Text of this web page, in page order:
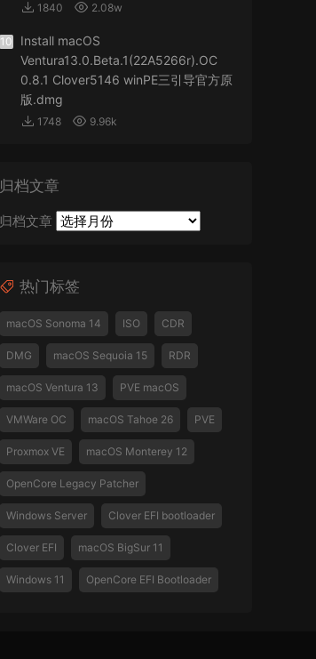
1840 2.08w
10
Install macOS
Ventura13.0.Beta.1(22A5266r).OC
0.8.1 Clover5146 winPE三引导官方原
版.dmg
1748 9.96k
归档文章
归档文章
热门标签
macOS Sonoma 14 ISO CDR
DMG macOS Sequoia 15 RDR
macOS Ventura 13 PVE macOS
VMWare OC macOS Tahoe 26 PVE
Proxmox VE macOS Monterey 12
OpenCore Legacy Patcher
Windows Server Clover EFI bootloader
Clover EFI macOS BigSur 11
Windows 11 OpenCore EFI Bootloader